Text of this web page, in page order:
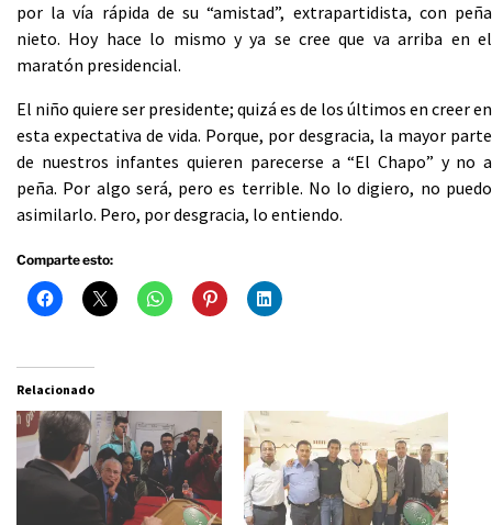
por la vía rápida de su “amistad”, extrapartidista, con peña
nieto. Hoy hace lo mismo y ya se cree que va arriba en el
maratón presidencial.
El niño quiere ser presidente; quizá es de los últimos en creer en
esta expectativa de vida. Porque, por desgracia, la mayor parte
de nuestros infantes quieren parecerse a “El Chapo” y no a
peña. Por algo será, pero es terrible. No lo digiero, no puedo
asimilarlo. Pero, por desgracia, lo entiendo.
Comparte esto:
Relacionado